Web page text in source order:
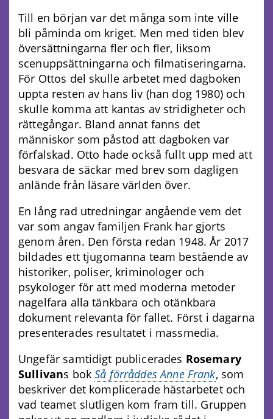
Till en början var det många som inte ville
bli påminda om kriget. Men med tiden blev
översättningarna fler och fler, liksom
scenuppsättningarna och filmatiseringarna.
För Ottos del skulle arbetet med dagboken
uppta resten av hans liv (han dog 1980) och
skulle komma att kantas av stridigheter och
rättegångar. Bland annat fanns det
människor som påstod att dagboken var
förfalskad. Otto hade också fullt upp med att
besvara de säckar med brev som dagligen
anlände från läsare världen över.
En lång rad utredningar angående vem det
var som angav familjen Frank har gjorts
genom åren. Den första redan 1948. År 2017
bildades ett tjugomanna team bestående av
historiker, poliser, kriminologer och
psykologer för att med moderna metoder
nagelfara alla tänkbara och otänkbara
dokument relevanta för fallet. Först i dagarna
presenterades resultatet i massmedia.
Ungefär samtidigt publicerades Rosemary
Sullivans bokSå förråddes Anne Frank, som
beskriver det komplicerade hästarbetet och
vad teamet slutligen kom fram till. Gruppen